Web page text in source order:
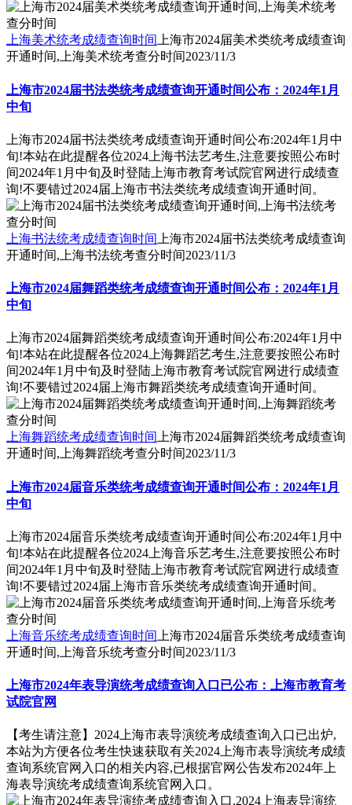
上海美术统考成绩查询时间 上海市2024届美术类统考成绩查询
开通时间,上海美术统考查分时间2023/11/3
上海市2024届书法类统考成绩查询开通时间公布：2024年1月
中旬
上海市2024届书法类统考成绩查询开通时间公布:2024年1月中
旬!本站在此提醒各位2024上海书法艺考生,注意要按照公布时
间2024年1月中旬及时登陆上海市教育考试院官网进行成绩查
询!不要错过2024届上海市书法类统考成绩查询开通时间。
上海书法统考成绩查询时间 上海市2024届书法类统考成绩查询
开通时间,上海书法统考查分时间2023/11/3
上海市2024届舞蹈类统考成绩查询开通时间公布：2024年1月
中旬
上海市2024届舞蹈类统考成绩查询开通时间公布:2024年1月中
旬!本站在此提醒各位2024上海舞蹈艺考生,注意要按照公布时
间2024年1月中旬及时登陆上海市教育考试院官网进行成绩查
询!不要错过2024届上海市舞蹈类统考成绩查询开通时间。
上海舞蹈统考成绩查询时间 上海市2024届舞蹈类统考成绩查询
开通时间,上海舞蹈统考查分时间2023/11/3
上海市2024届音乐类统考成绩查询开通时间公布：2024年1月
中旬
上海市2024届音乐类统考成绩查询开通时间公布:2024年1月中
旬!本站在此提醒各位2024上海音乐艺考生,注意要按照公布时
间2024年1月中旬及时登陆上海市教育考试院官网进行成绩查
询!不要错过2024届上海市音乐类统考成绩查询开通时间。
上海音乐统考成绩查询时间 上海市2024届音乐类统考成绩查询
开通时间,上海音乐统考查分时间2023/11/3
上海市2024年表导演统考成绩查询入口已公布：上海市教育考
试院官网
【考生请注意】2024上海市表导演统考成绩查询入口已出炉,
本站为方便各位考生快速获取有关2024上海市表导演统考成绩
查询系统官网入口的相关内容,已根据官网公告发布2024年上
海表导演统考成绩查询系统官网入口。